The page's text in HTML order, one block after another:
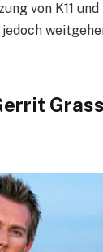
von K11